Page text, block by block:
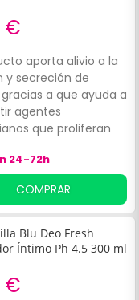
€
aporta alivio a la
y secreción de
a que ayuda a
agentes
que proliferan
24-72h
COMPRAR
Blu Deo Fresh
Íntimo Ph 4.5 300 ml
€